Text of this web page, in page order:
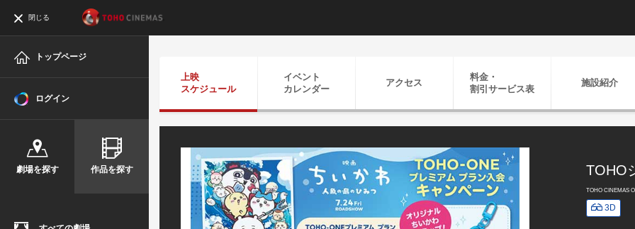
閉じる
トップページ
ログイン
劇場を探す 作品を探す
上映
スケジュール
イベント
カレンダー
アクセス
料金・
割引 サービス表
施設紹介
TOHO
TOHO CINEMAS
3D